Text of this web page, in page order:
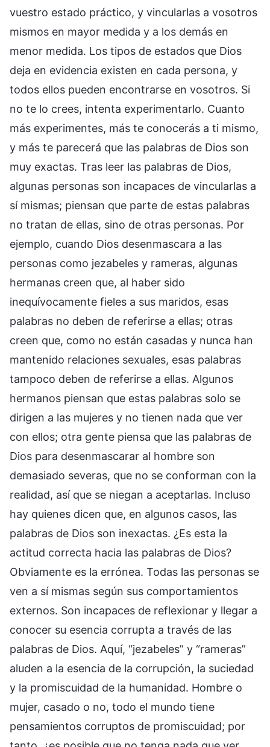
vuestro estado práctico, y vincularlas a vosotros
mismos en mayor medida y a los demás en
menor medida. Los tipos de estados que Dios
deja en evidencia existen en cada persona, y
todos ellos pueden encontrarse en vosotros. Si
no te lo crees, intenta experimentarlo. Cuanto
más experimentes, más te conocerás a ti mismo,
y más te parecerá que las palabras de Dios son
muy exactas. Tras leer las palabras de Dios,
algunas personas son incapaces de vincularlas a
sí mismas; piensan que parte de estas palabras
no tratan de ellas, sino de otras personas. Por
ejemplo, cuando Dios desenmascara a las
personas como jezabeles y rameras, algunas
hermanas creen que, al haber sido
inequívocamente fieles a sus maridos, esas
palabras no deben de referirse a ellas; otras
creen que, como no están casadas y nunca han
mantenido relaciones sexuales, esas palabras
tampoco deben de referirse a ellas. Algunos
hermanos piensan que estas palabras solo se
dirigen a las mujeres y no tienen nada que ver
con ellos; otra gente piensa que las palabras de
Dios para desenmascarar al hombre son
demasiado severas, que no se conforman con la
realidad, así que se niegan a aceptarlas. Incluso
hay quienes dicen que, en algunos casos, las
palabras de Dios son inexactas. ¿Es esta la
actitud correcta hacia las palabras de Dios?
Obviamente es la errónea. Todas las personas se
ven a sí mismas según sus comportamientos
externos. Son incapaces de reflexionar y llegar a
conocer su esencia corrupta a través de las
palabras de Dios. Aquí, “jezabeles” y “rameras”
aluden a la esencia de la corrupción, la suciedad
y la promiscuidad de la humanidad. Hombre o
mujer, casado o no, todo el mundo tiene
pensamientos corruptos de promiscuidad; por